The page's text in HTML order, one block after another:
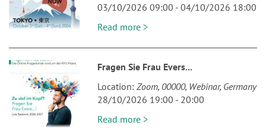
03/10/2026 09:00 -04/10/2026 18:00
Read more >
Fragen Sie Frau Evers...
Location Zoom 00000 Webinar Germany
28/10/2026 19:00 - 20:00
Read more >